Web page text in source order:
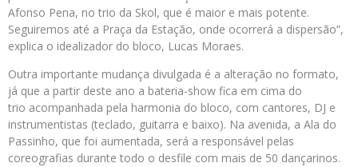
Afonso Pena, no trio da Skol, que é maior e mais potente.
Seguiremos até a Praça da Estação, onde ocorrerá a dispersão”,
explica o idealizador do bloco, Lucas Moraes.
Outra importante mudança divulgada é a alteração no formato,
já que a partir deste ano a bateria-show fica em cima do
trio acompanhada pela harmonia do bloco, com cantores, DJ e
instrumentistas (teclado, guitarra e baixo). Na avenida, a Ala do
Passinho, que foi aumentada, será a responsável pelas
coreografias durante todo o desfile com mais de 50 dançarinos.